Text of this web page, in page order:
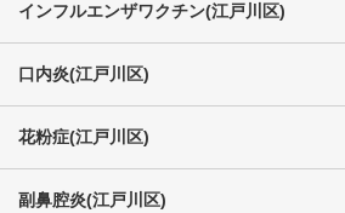
インフルエンザワクチン(江戸川区)
口内炎(江戸川区)
花粉症(江戸川区)
副鼻腔炎(江戸川区)